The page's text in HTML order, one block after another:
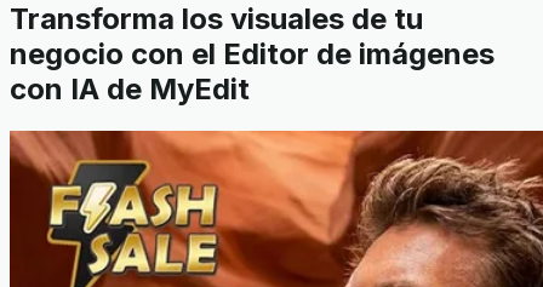
Transforma los visuales de tu
negocio con el Editor de imágenes
con IA de MyEdit